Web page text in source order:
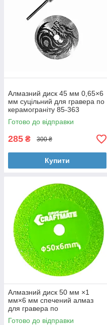
Алмазний диск 45 мм 0,65×6
мм суцільний для гравера по
керамограніту 85-363
Готово до відправки
285 ₴ 300 ₴
Купити
Алмазний диск 50 мм ×1
мм×6 мм спечений алмаз
для гравера по
керамограніту Craftmate
Готово до відправки